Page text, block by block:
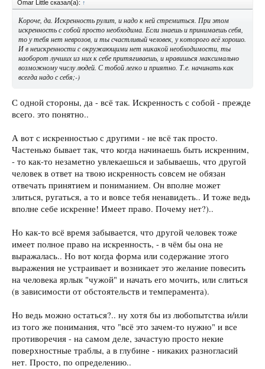
Omar Little сказал(а): ↑
Короче, да. Искренность рулит, и надо к ней стремиться. При этом
искренность с собой просто необходима. Если знаешь и принимаешь себя,
то у тебя нет неврозов, и ты счастливый человек, у которого всё хорошо.
И в неискренности с окружающими нет никакой необходимости, ты
наоборот лучших из них к себе притягиваешь, и нравишься максимально
возможному числу людей. С тобой легко и приятно. Т.е. начинать как
всегда надо с себя;-)
С одной стороны, да - всё так. Искренность с собой - прежде
всего. это понятно..
А вот с искренностью с другими - не всё так просто.
Частенько бывает так, что когда начинаешь быть искренним,
- то как-то незаметно увлекаешься и забываешь, что другой
человек в ответ на твою искренность совсем не обязан
отвечать принятием и пониманием. Он вполне может
злиться, ругаться, а то и вовсе тебя ненавидеть.. И тоже ведь
вполне себе искренне! Имеет право. Почему нет?)..
Но как-то всё время забывается, что другой человек тоже
имеет полное право на искренность, - в чём бы она не
выражалась.. Но вот когда форма или содержание этого
выражения не устраивает и возникает это желание повесить
на человека ярлык "чужой" и начать его мочить, или слиться
(в зависимости от обстоятельств и темперамента).
Но ведь можно остаться?.. ну хотя бы из любопытства и/или
из того же понимания, что "всё это зачем-то нужно" и все
противоречия - на самом деле, зачастую просто некие
поверхностные траблы, а в глубине - никаких разногласий
нет. Просто, по определению..